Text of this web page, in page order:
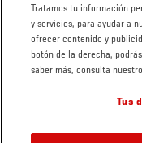
Pie
de
Página
CONTACTO
Tratamos tu información
y servicios, para ayudar a
ofrecer contenido y
botón de la derecha,
saber más, consulta
Tus